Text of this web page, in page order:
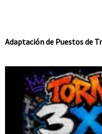
Adaptación de Puestos de